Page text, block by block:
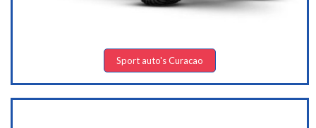
Sport auto's Curacao